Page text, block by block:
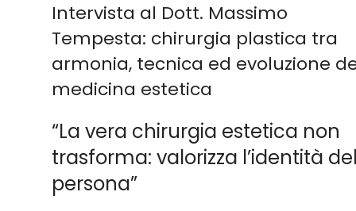
Intervista al Dott. Massimo
Tempesta: chirurgia plastica tra
armonia, tecnica ed evoluzione
medicina estetica
“La vera chirurgia estetica non
trasforma: valorizza l’identità
persona”